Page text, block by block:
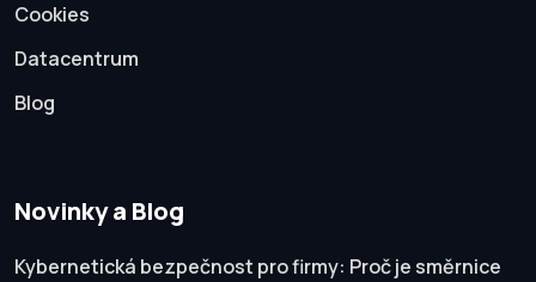
Cookies
Datacentrum
Blog
Novinky a Blog
Kybernetická bezpečnost pro firmy: Proč je směrnice